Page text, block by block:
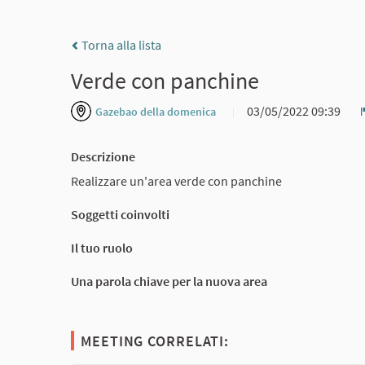
Torna alla lista
Verde con panchine
Gazebao della domenica
03/05/2022 09:39
Descrizione
Realizzare un'area verde con panchine
Soggetti coinvolti
Il tuo ruolo
Una parola chiave per la nuova area
MEETING CORRELATI: